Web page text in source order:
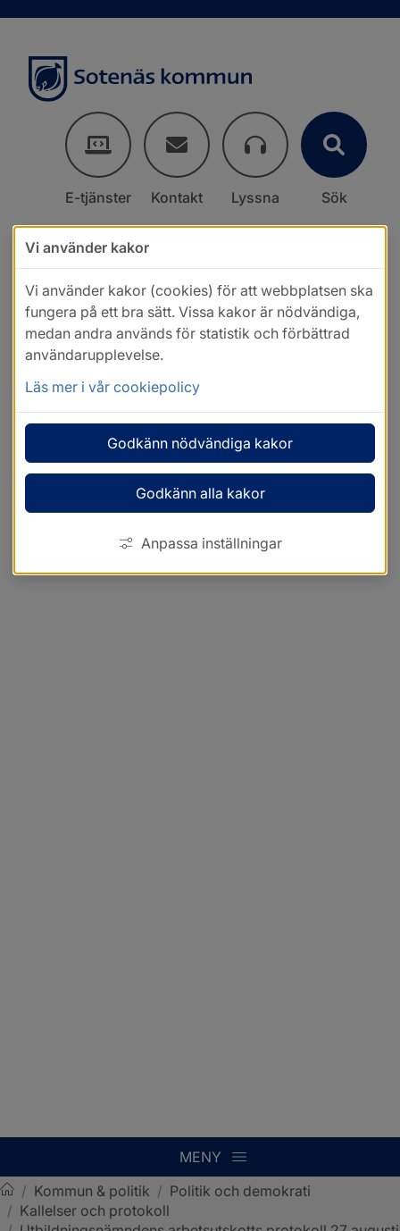
E-tjänster Kontakt Lyssna Sök
MENY
Sotenäs kommun
/ Kommun & politik / Politik och demokrati
/ Kallelser och protokoll
Vi använder kakor
Vi använder kakor (cookies) för att webbplatsen ska
fungera på ett bra sätt. Vissa kakor är nödvändiga,
medan andra används för statistik och förbättrad
användarupplevelse.
Läs mer i vår cookiepolicy
Godkänn nödvändiga kakor
Godkänn alla kakor
Anpassa inställningar